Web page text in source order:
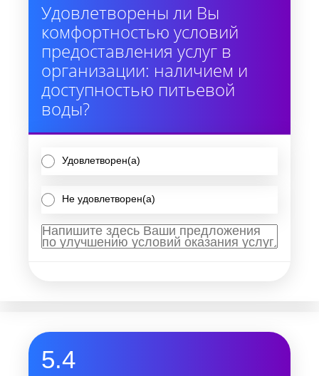
Удовлетворены ли Вы
комфортностью условий
предоставления услуг в
организации: наличием и
доступностью питьевой
воды?
Удовлетворен(а)
Не удовлетворен(а)
5.4